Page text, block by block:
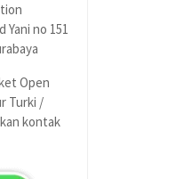
Yani no 151
Open
Turki /
kontak